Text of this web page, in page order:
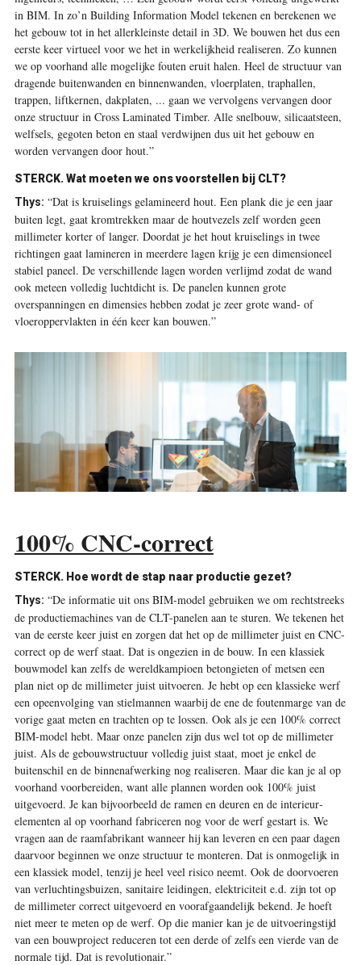
in BIM. In zo’n Building Information Model tekenen en berekenen we
het gebouw tot in het allerkleinste detail in 3D. We bouwen het dus een
eerste keer virtueel voor we het in werkelijkheid realiseren. Zo kunnen
we op voorhand alle mogelijke fouten eruit halen. Heel de structuur van
dragende buitenwanden en binnenwanden, vloerplaten, traphallen,
trappen, liftkernen, dakplaten, ... gaan we vervolgens vervangen door
onze structuur in Cross Laminated Timber. Alle snelbouw, silicaatsteen,
welfsels, gegoten beton en staal verdwijnen dus uit het gebouw en
worden vervangen door hout.”
STERCK. Wat moeten we ons voorstellen bij CLT?
Thys: “Dat is kruiselings gelamineerd hout. Een plank die je een jaar
buiten legt, gaat kromtrekken maar de houtvezels zelf worden geen
millimeter korter of langer. Doordat je het hout kruiselings in twee
richtingen gaat lamineren in meerdere lagen krijg je een dimensioneel
stabiel paneel. De verschillende lagen worden verlijmd zodat de wand
ook meteen volledig luchtdicht is. De panelen kunnen grote
overspanningen en dimensies hebben zodat je zeer grote wand- of
vloeroppervlakten in één keer kan bouwen.”
100% CNC-correct
STERCK. Hoe wordt de stap naar productie gezet?
Thys: “De informatie uit ons BIM-model ­gebruiken we om rechtstreeks
de productiemachines van de CLT-panelen aan te sturen. We tekenen het
van de eerste keer juist en zorgen dat het op de millimeter juist en CNC-
correct op de werf staat. Dat is ongezien in de bouw. In een klassiek
bouwmodel kan zelfs de wereldkampioen betongieten of metsen een
plan niet op de millimeter juist uitvoeren. Je hebt op een klassieke werf
een opeenvolging van stielmannen waarbij de ene de foutenmarge van de
vorige gaat meten en trachten op te lossen. Ook als je een 100% correct
BIM-model hebt. Maar onze panelen zijn dus wel tot op de millimeter
juist. Als de gebouwstructuur volledig juist staat, moet je enkel de
buitenschil en de binnenafwerking nog realiseren. Maar die kan je al op
voorhand voorbereiden, want alle plannen worden ook 100% juist
uitgevoerd. Je kan bijvoorbeeld de ramen en deuren en de interieur­
elementen al op voorhand fabriceren nog voor de werf gestart is. We
vragen aan de raamfabrikant wanneer hij kan leveren en een paar dagen
daarvoor beginnen we onze structuur te monteren. Dat is onmogelijk in
een klassiek model, tenzij je heel veel risico neemt. Ook de doorvoeren
van verluchtingsbuizen, sanitaire leidingen, elektriciteit e.d. zijn tot op
de millimeter correct uitgevoerd en voorafgaandelijk bekend. Je hoeft
niet meer te meten op de werf. Op die manier kan je de uitvoeringstijd
van een bouwproject reduceren tot een derde of zelfs een vierde van de
normale tijd. Dat is revolutionair.”